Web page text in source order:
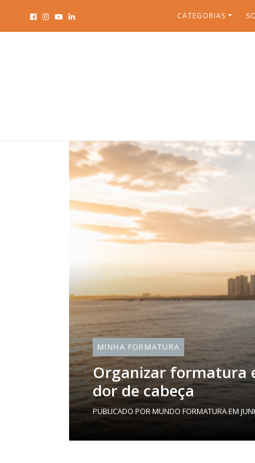
CATEGORIAS
MINHA FORMATURA
Organizar formatura
dor de cabeça
PUBLICADO PORMUNDO FORMATURAEM